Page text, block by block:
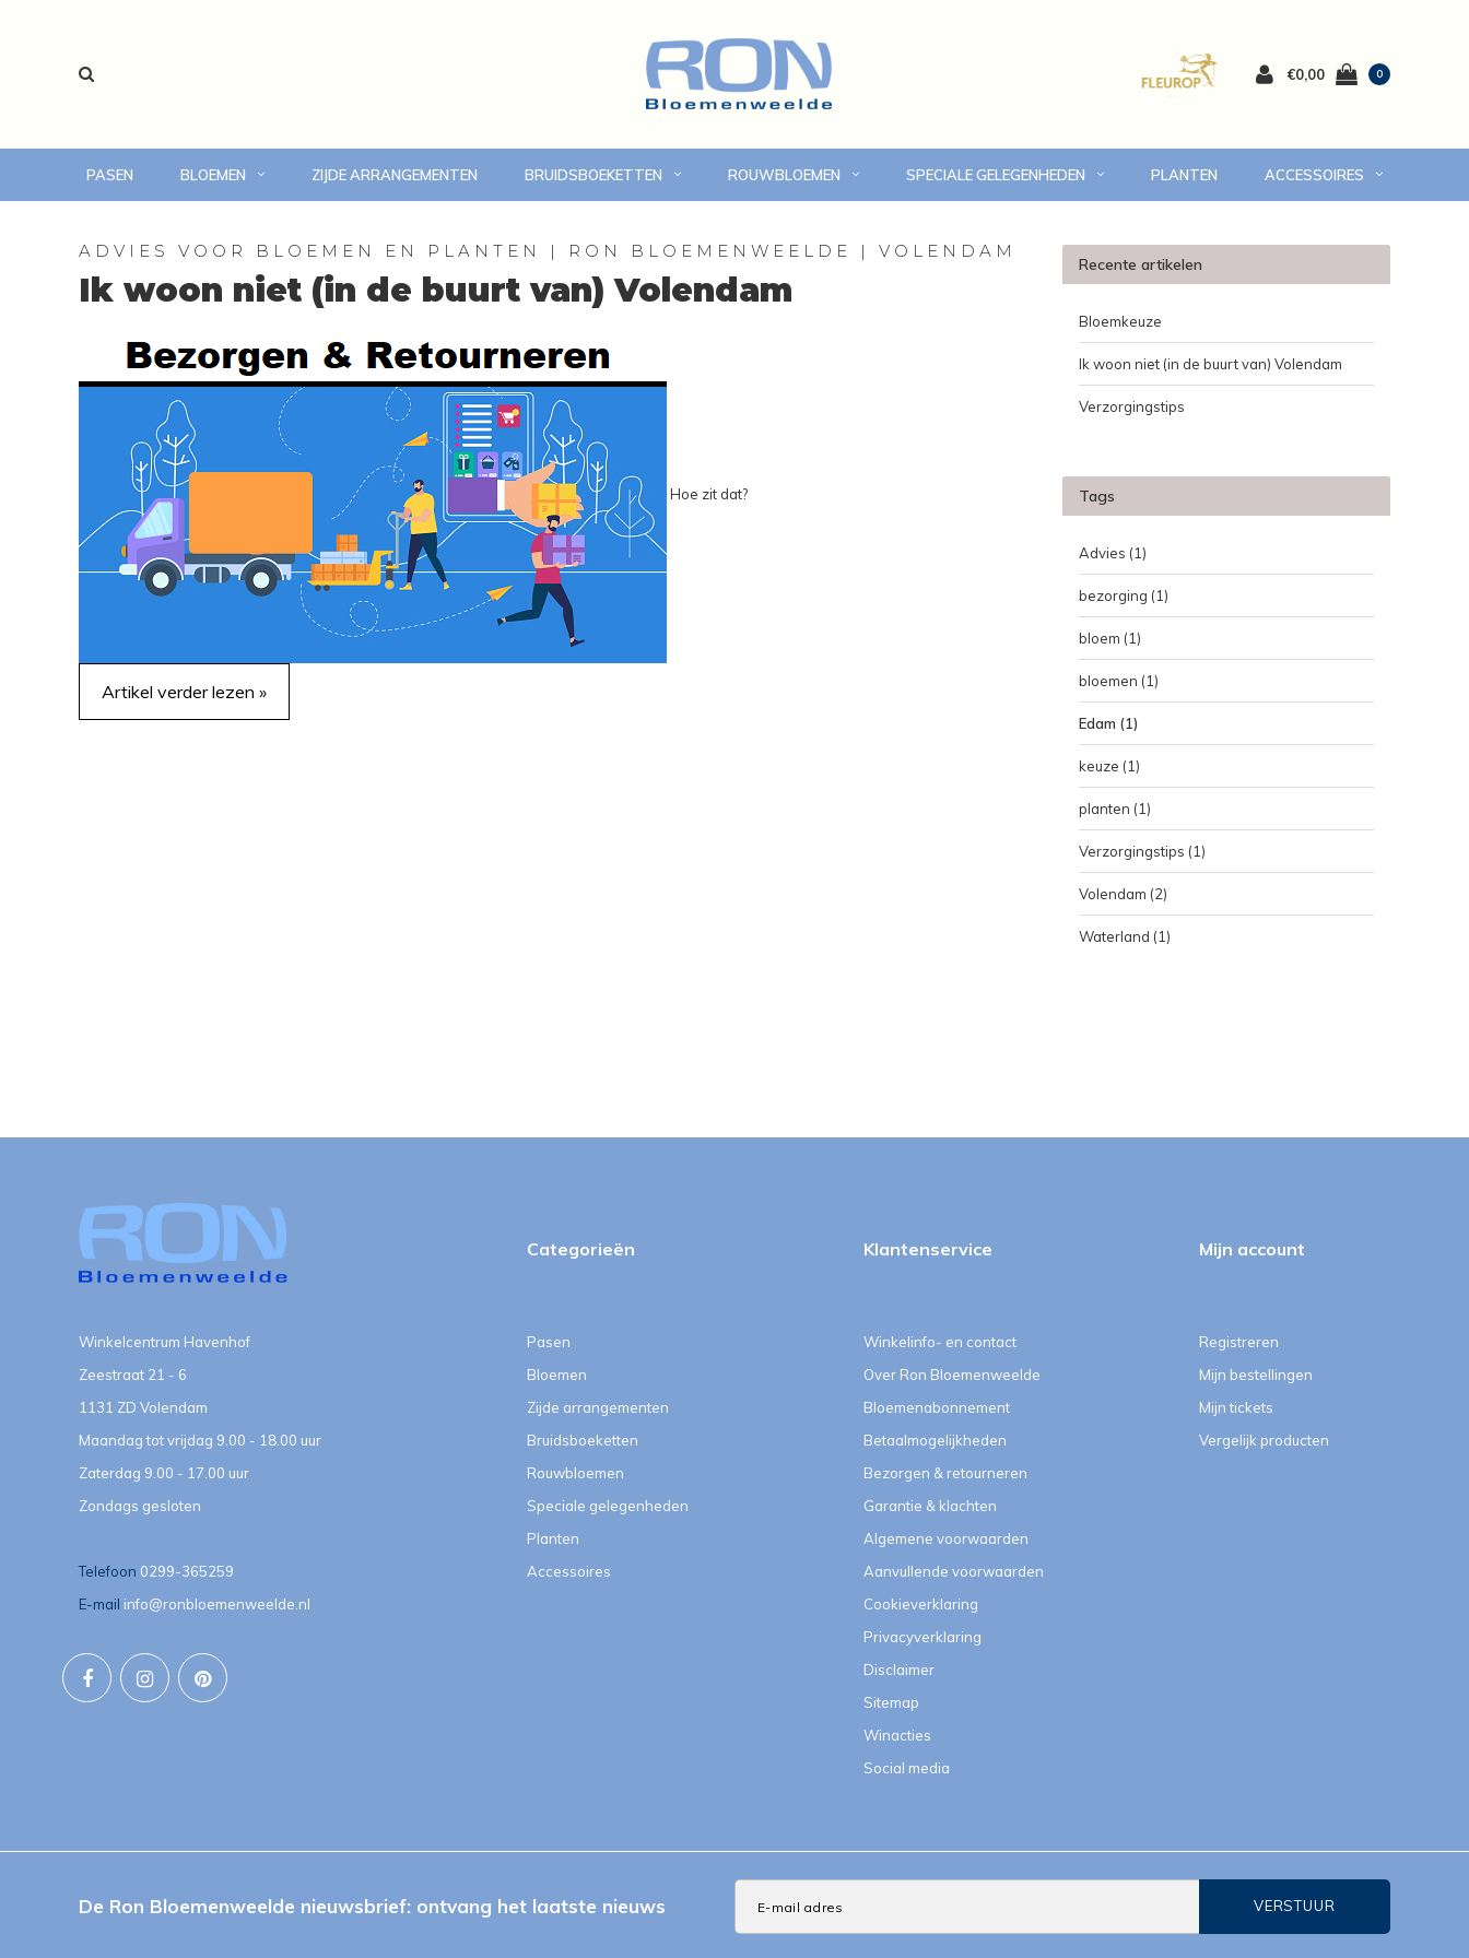
€0,00 0
PASEN BLOEMEN ZIJDE ARRANGEMENTEN BRUIDSBOEKETTEN ROUWBLOEMEN SPECIALE GELEGENHEDEN PLANTEN ACCESSOIRES
voor 14:00 uur besteld, vandaag bezorgd Online bloemen bestellen Eigen bezorgdienst in Volendam en omgeving 7 dagen versgarantie
ADVIES VOOR BLOEMEN EN PLANTEN | RON BLOEMENWEELDE | VOLENDAM
Ik woon niet (in de buurt van) Volendam
Hoe zit dat?
Artikel verder lezen »
Recente artikelen
Bloemkeuze
Ik woon niet (in de buurt van) Volendam
Verzorgingstips
Tags
Advies (1)
bezorging (1)
bloem (1)
bloemen (1)
Edam (1)
keuze (1)
planten (1)
Verzorgingstips (1)
Volendam (2)
Waterland (1)
Winkelcentrum Havenhof
Zeestraat 21 - 6
1131 ZD Volendam
Maandag tot vrijdag 9.00 - 18.00 uur
Zaterdag 9.00 - 17.00 uur
Zondags gesloten
Telefoon 0299-365259
E-mail info@ronbloemenweelde.nl
Categorieën
Pasen
Bloemen
Zijde arrangementen
Bruidsboeketten
Rouwbloemen
Speciale gelegenheden
Planten
Accessoires
Klantenservice
Winkelinfo- en contact
Over Ron Bloemenweelde
Bloemenabonnement
Betaalmogelijkheden
Bezorgen & retourneren
Garantie & klachten
Algemene voorwaarden
Aanvullende voorwaarden
Cookieverklaring
Privacyverklaring
Disclaimer
Sitemap
Winacties
Social media
Mijn account
Registreren
Mijn bestellingen
Mijn tickets
Vergelijk producten
De Ron Bloemenweelde nieuwsbrief: ontvang het laatste nieuws VERSTUUR